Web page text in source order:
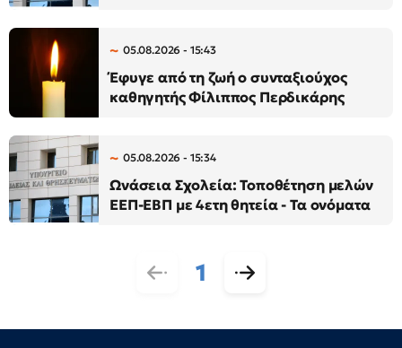
05.08.2026 - 15:43
Έφυγε από τη ζωή ο συνταξιούχος
καθηγητής Φίλιππος Περδικάρης
05.08.2026 - 15:34
Ωνάσεια Σχολεία: Τοποθέτηση μελών
ΕΕΠ-ΕΒΠ με 4ετη θητεία - Τα ονόματα
1